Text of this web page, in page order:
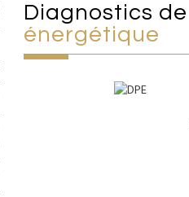
diagnostics de
énergétique